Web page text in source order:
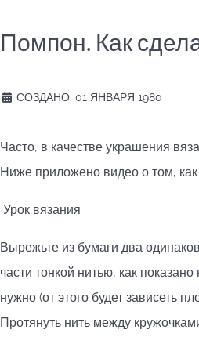
Помпон. Как
СОЗДАНО: 01 ЯНВАРЯ 1980
Часто, в качестве украшения
Ниже приложено видео о том,
Урок вязания
Вырежьте из бумаги два
части тонкой нитью, как
нужно (от этого будет зависеть
Протянуть нить между